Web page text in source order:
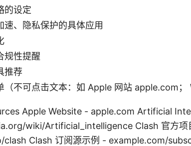
的设定
速、隐私保护的具体应用
规性提醒
推荐
（不可点击文本：如 Apple 网站 apple.com；
Apple Website - apple.com Artificial
wiki/Artificial_intelligence Clash 官方项
Clash 订阅源示例 - example.com/